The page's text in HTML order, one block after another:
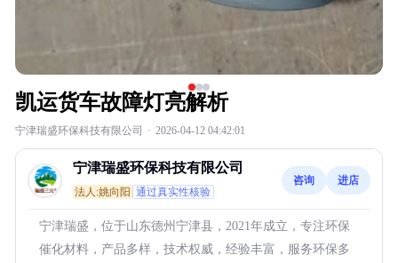
凯运货车故障灯亮解析
宁津瑞盛环保科技有限公司 · 2026-04-12 04:42:01
宁津瑞盛环保科技有限公司
法人:姚向阳 通过真实性核验
咨询 进店
宁津瑞盛，位于山东德州宁津县，2021年成立，专注环保
催化材料，产品多样，技术权威，经验丰富，服务环保多